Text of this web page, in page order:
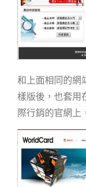
和上面相同的網
樣版後，也套用
際行銷的官網上